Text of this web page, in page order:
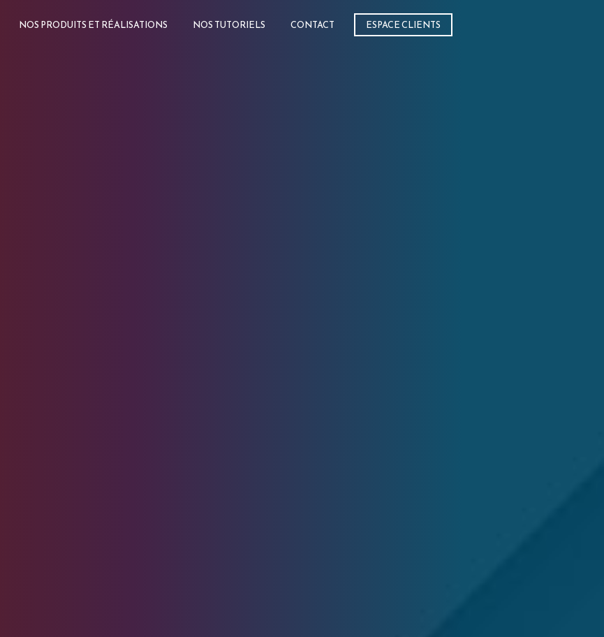
NOS PRODUITS ET RÉALISATIONS NOS TUTORIELS CONTACT ESPACE CLIENTS